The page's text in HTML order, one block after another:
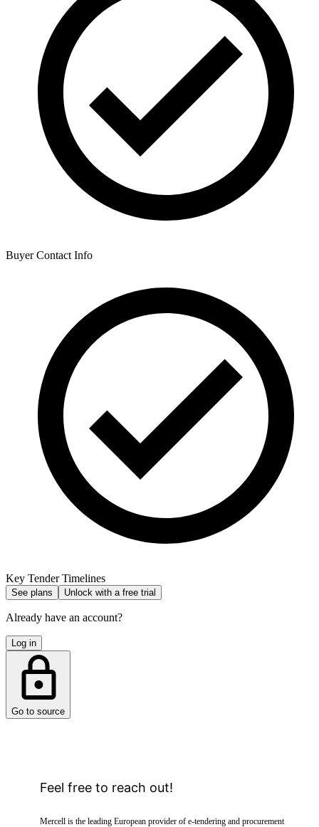
Buyer Contact Info
Key Tender Timelines
See plans Unlock with a free trial
Already have an account?
Log in
Go to source
Feel free to reach out!
Mercell is the leading European provider of e-tendering and procurement